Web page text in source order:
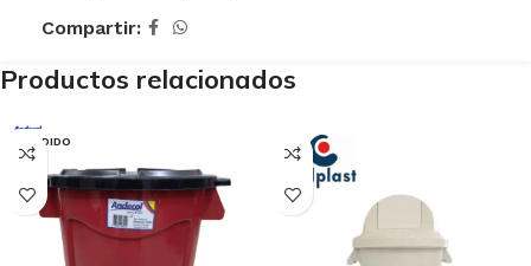
Compartir:
Productos relacionados
VENDIDO